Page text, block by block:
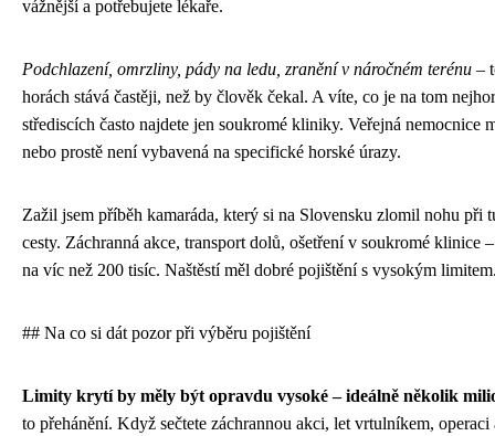
vážnější a potřebujete lékaře.
Podchlazení, omrzliny, pády na ledu, zranění v náročném terénu –
horách stává častěji, než by člověk čekal. A víte, co je na tom
střediscích často najdete jen soukromé kliniky. Veřejná nemocnice
nebo prostě není vybavená na specifické horské úrazy.
Zažil jsem příběh kamaráda, který si na Slovensku zlomil nohu při
cesty. Záchranná akce, transport dolů, ošetření v soukromé klinice
na víc než 200 tisíc. Naštěstí měl dobré pojištění s vysokým
## Na co si dát pozor při výběru pojištění
Limity krytí by měly být opravdu vysoké – ideálně několik
to přehánění. Když sečtete záchrannou akci, let vrtulníkem, operaci